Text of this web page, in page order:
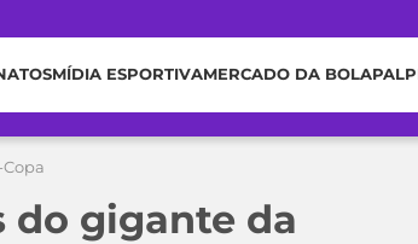
MÍDIA ESPORTIVAMERCADO DA BOLA
do gigante da